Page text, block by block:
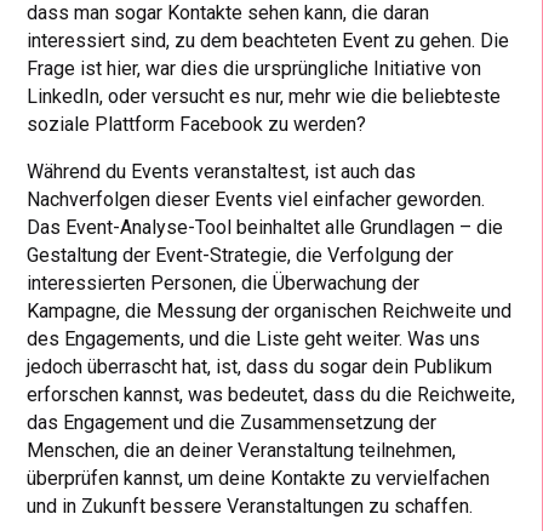
dass man sogar Kontakte sehen kann, die daran
interessiert sind, zu dem beachteten Event zu gehen. Die
Frage ist hier, war dies die ursprüngliche Initiative von
LinkedIn, oder versucht es nur, mehr wie die beliebteste
soziale Plattform Facebook zu werden?
Während du Events veranstaltest, ist auch das
Nachverfolgen dieser Events viel einfacher geworden.
Das Event-Analyse-Tool beinhaltet alle Grundlagen – die
Gestaltung der Event-Strategie, die Verfolgung der
interessierten Personen, die Überwachung der
Kampagne, die Messung der organischen Reichweite und
des Engagements, und die Liste geht weiter. Was uns
jedoch überrascht hat, ist, dass du sogar dein Publikum
erforschen kannst, was bedeutet, dass du die Reichweite,
das Engagement und die Zusammensetzung der
Menschen, die an deiner Veranstaltung teilnehmen,
überprüfen kannst, um deine Kontakte zu vervielfachen
und in Zukunft bessere Veranstaltungen zu schaffen.